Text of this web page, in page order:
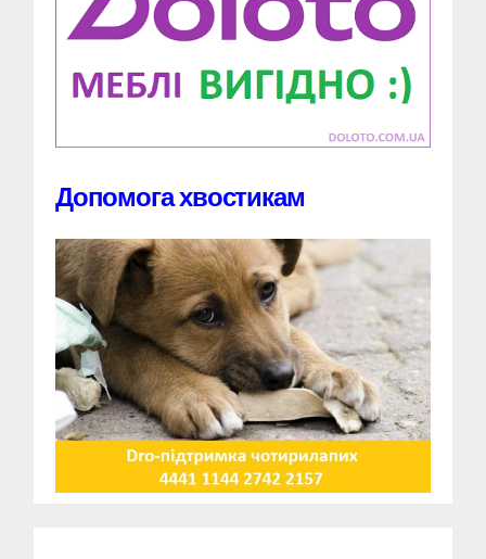
Допомога хвостикам